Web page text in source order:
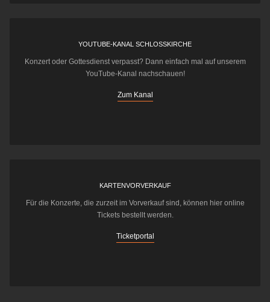
YOUTUBE-KANAL SCHLOSSKIRCHE
Konzert oder Gottesdienst verpasst? Dann einfach mal auf unserem
YouTube-Kanal nachschauen!
Zum Kanal
KARTENVORVERKAUF
Für die Konzerte, die zurzeit im Vorverkauf sind, können hier online
Tickets bestellt werden.
Ticketportal